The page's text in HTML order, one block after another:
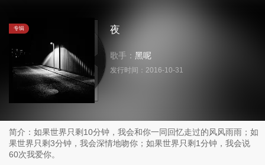
专辑 夜
歌手： 黑呢
发行时间： 2016-10-31
简介：如果世界只剩10分钟，我会和你一同回忆走过的风风雨雨；如
果世界只剩3分钟，我会深情地吻你；如果世界只剩1分钟，我会说
60次我爱你。